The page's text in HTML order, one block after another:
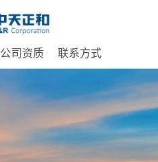
公司资质 联系方式